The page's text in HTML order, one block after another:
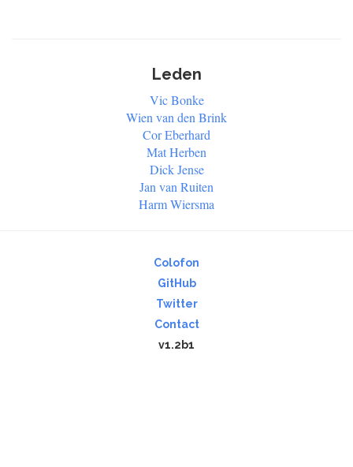
Leden
Vic Bonke
Wien van den Brink
Cor Eberhard
Mat Herben
Dick Jense
Jan van Ruiten
Harm Wiersma
Colofon
GitHub
Twitter
Contact
v1.2b1